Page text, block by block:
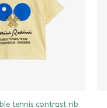
tennis contrast rib